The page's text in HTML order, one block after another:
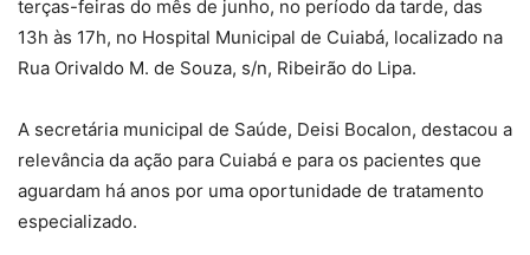
terças-feiras do mês de junho, no período da tarde, das
13h às 17h, no Hospital Municipal de Cuiabá, localizado na
Rua Orivaldo M. de Souza, s/n, Ribeirão do Lipa.
A secretária municipal de Saúde, Deisi Bocalon, destacou a
relevância da ação para Cuiabá e para os pacientes que
aguardam há anos por uma oportunidade de tratamento
especializado.